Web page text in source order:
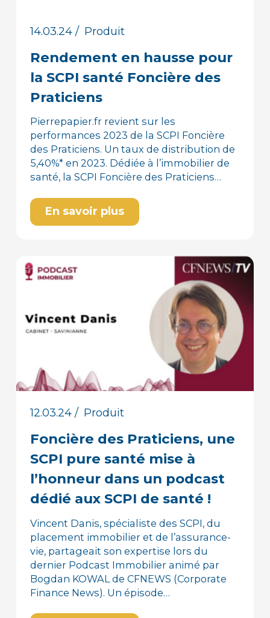
14.03.24/ Produit
Rendement en hausse pour
la SCPI santé Foncière des
Praticiens
Pierrepapier.fr revient sur les
performances 2023 de la SCPI Foncière
des Praticiens. Un taux de distribution de
5,40%* en 2023. Dédiée à l’immobilier de
santé, la SCPI Foncière des Praticiens…
En savoir plus
12.03.24/ Produit
Foncière des Praticiens, une
SCPI pure santé mise à
l’honneur dans un podcast
dédié aux SCPI de santé !
Vincent Danis, spécialiste des SCPI, du
placement immobilier et de l’assurance-
vie, partageait son expertise lors du
dernier Podcast Immobilier animé par
Bogdan KOWAL de CFNEWS (Corporate
Finance News). Un épisode…